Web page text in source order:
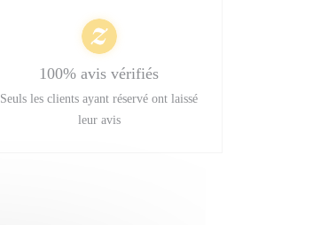
100% avis vérifiés
Seuls les clients ayant réservé ont laissé
leur avis